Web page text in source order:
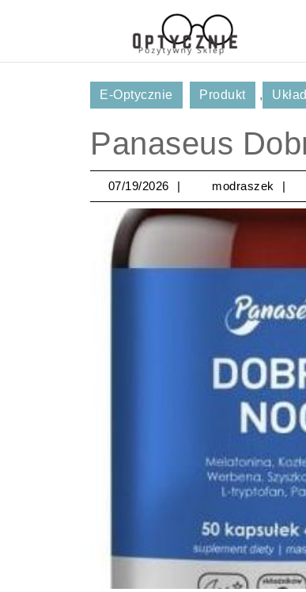
E-Optycznie Produkt ,
Panaseus
07/19/2026 07/19/2026
modraszek